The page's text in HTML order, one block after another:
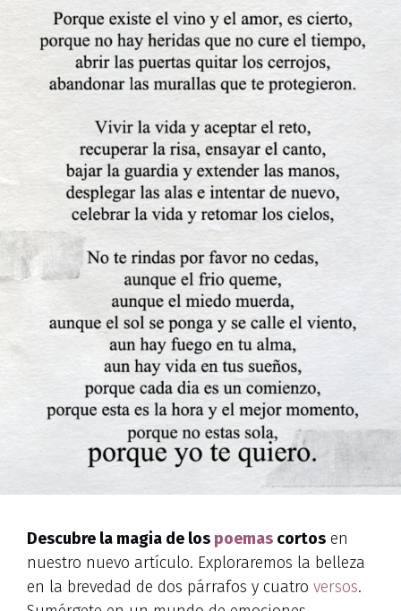
Descubre la magia de los poemas cortos en
nuestro nuevo artículo. Exploraremos la belleza
en la brevedad de dos párrafos y cuatro versos.